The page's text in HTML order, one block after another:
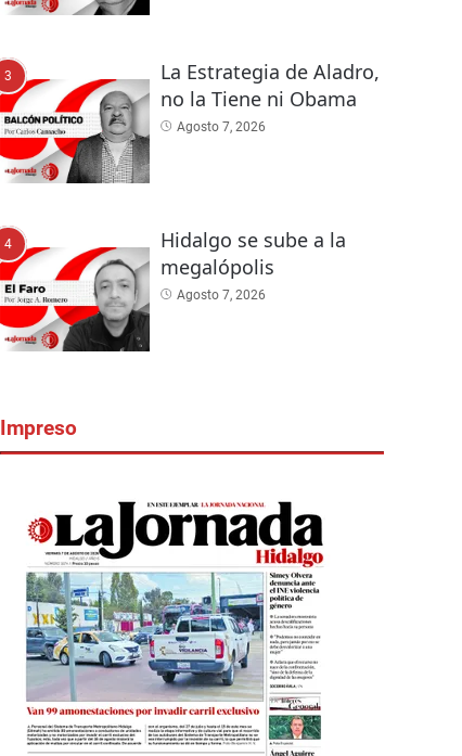
3
La Estrategia de Aladro,
no la Tiene ni Obama
Agosto 7, 2026
4
Hidalgo se sube a la
megalópolis
Agosto 7, 2026
Impreso